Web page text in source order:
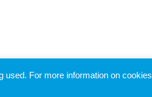
used. For more information on cookies